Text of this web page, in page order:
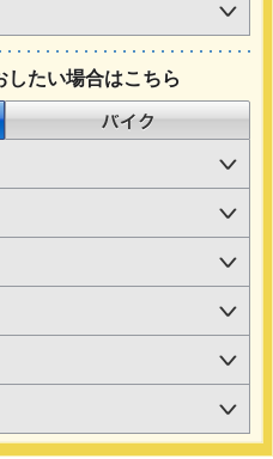
たい場合はこちら